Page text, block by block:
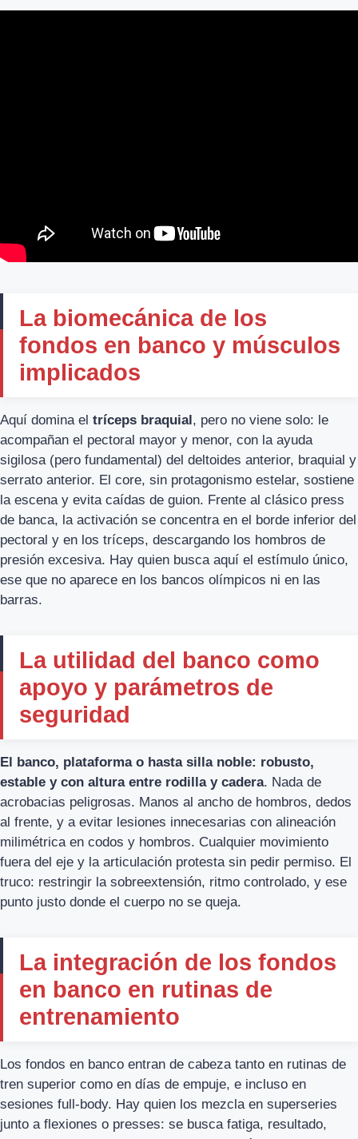
La biomecánica de los
fondos en banco y músculos
implicados
Aquí domina el tríceps braquial, pero no viene solo: le
acompañan el pectoral mayor y menor, con la ayuda
sigilosa (pero fundamental) del deltoides anterior, braquial y
serrato anterior. El core, sin protagonismo estelar, sostiene
la escena y evita caídas de guion. Frente al clásico press
de banca, la activación se concentra en el borde inferior del
pectoral y en los tríceps, descargando los hombros de
presión excesiva. Hay quien busca aquí el estímulo único,
ese que no aparece en los bancos olímpicos ni en las
barras.
La utilidad del banco como
apoyo y parámetros de
seguridad
El banco, plataforma o hasta silla noble: robusto,
estable y con altura entre rodilla y cadera. Nada de
acrobacias peligrosas. Manos al ancho de hombros, dedos
al frente, y a evitar lesiones innecesarias con alineación
milimétrica en codos y hombros. Cualquier movimiento
fuera del eje y la articulación protesta sin pedir permiso. El
truco: restringir la sobreextensión, ritmo controlado, y ese
punto justo donde el cuerpo no se queja.
La integración de los fondos
en banco en rutinas de
entrenamiento
Los fondos en banco entran de cabeza tanto en rutinas de
tren superior como en días de empuje, e incluso en
sesiones full-body. Hay quien los mezcla en superseries
junto a flexiones o presses: se busca fatiga, resultado,